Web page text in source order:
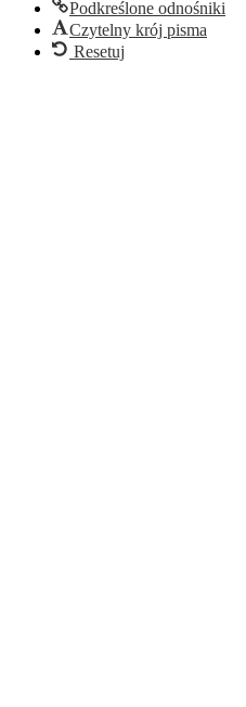
Podkreślone odnośniki
Czytelny krój pisma
Resetuj